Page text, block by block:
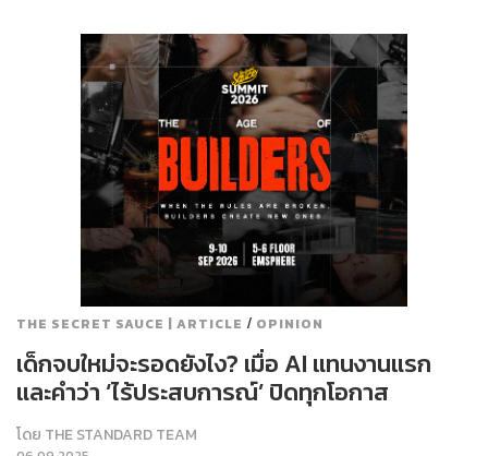
THE SECRET SAUCE | ARTICLE / OPINION
เด็กจบใหม่จะรอดยังไง? เมื่อ AI แทนงานแรก
และคำว่า ‘ไร้ประสบการณ์’ ปิดทุกโอกาส
โดย THE STANDARD TEAM